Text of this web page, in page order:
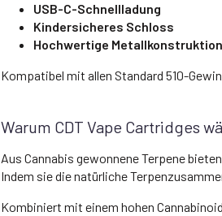
USB-C-Schnellladung
Kindersicheres Schloss
Hochwertige Metallkonstruktion
Kompatibel mit allen Standard 510-
Warum CDT Vape Cartridges
Aus Cannabis gewonnene Terpene
Indem sie die natürliche
Kombiniert mit einem hohen